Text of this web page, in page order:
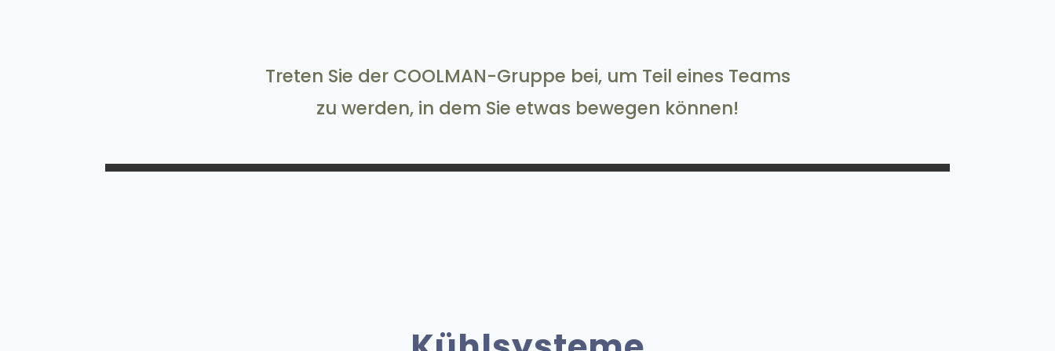
Treten Sie der COOLMAN-Gruppe bei, um Teil eines Teams
zu werden, in dem Sie etwas bewegen können!